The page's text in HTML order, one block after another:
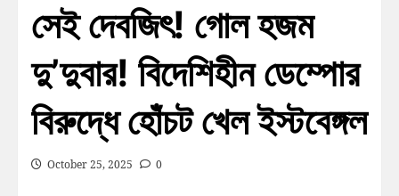
সেই দেবজিৎ! গোল হজম
দু’দুবার! বিদেশিহীন ডেম্পোর
বিরুদ্ধে হোঁচট খেল ইস্টবেঙ্গল
October 25, 2025 0